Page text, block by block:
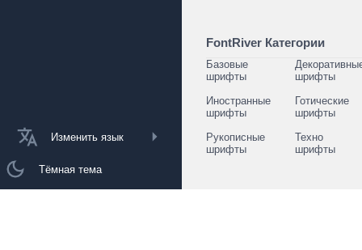
Изменить язык
Тёмная тема
FontRiver Категории
Базовые
шрифты
шрифты
Иностранные
шрифты
Готические
шрифты
Рукописные
шрифты
Техно
шрифты